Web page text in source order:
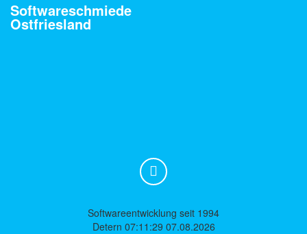
Softwareschmiede
Ostfriesland
Softwareentwicklung seit 1994
Detern 07:11:29 07.08.2026